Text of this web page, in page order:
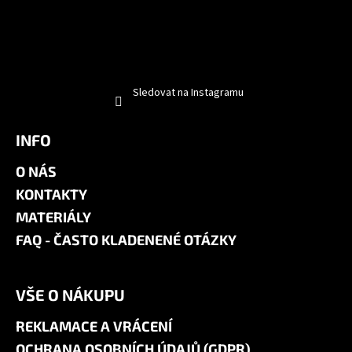
Sledovat na Instagramu
INFO
O NÁS
KONTAKTY
MATERIÁLY
FAQ - ČASTO KLADENENÉ OTÁZKY
VŠE O NÁKUPU
REKLAMACE A VRÁCENÍ